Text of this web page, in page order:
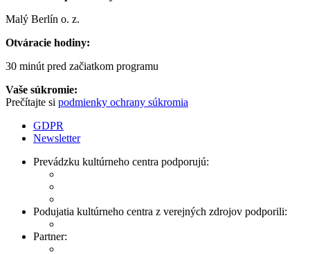
Malý Berlín o. z.
Otváracie hodiny:
30 minút pred začiatkom programu
Vaše súkromie:
Prečítajte si podmienky ochrany súkromia
GDPR
Newsletter
Prevádzku kultúrneho centra podporujú:
Podujatia kultúrneho centra z verejných zdrojov podporili:
Partner: